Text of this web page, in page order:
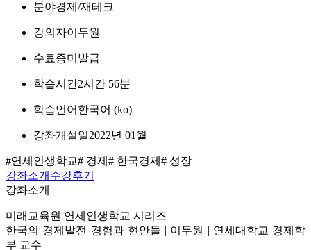
분야경제/재테크
강의자이두원
수료증미발급
학습시간2시간 56분
학습언어 한국어 ‎(ko)‎
강좌개설일2022년 01월
#연세인생학교# 경제 # 한국경제 # 성장
강좌소개 수강후기
강좌소개
미래교육원 연세인생학교 시리즈
한국의 경제발전 경험과 현안들 | 이두원 | 연세대학교 경제학
부 교수